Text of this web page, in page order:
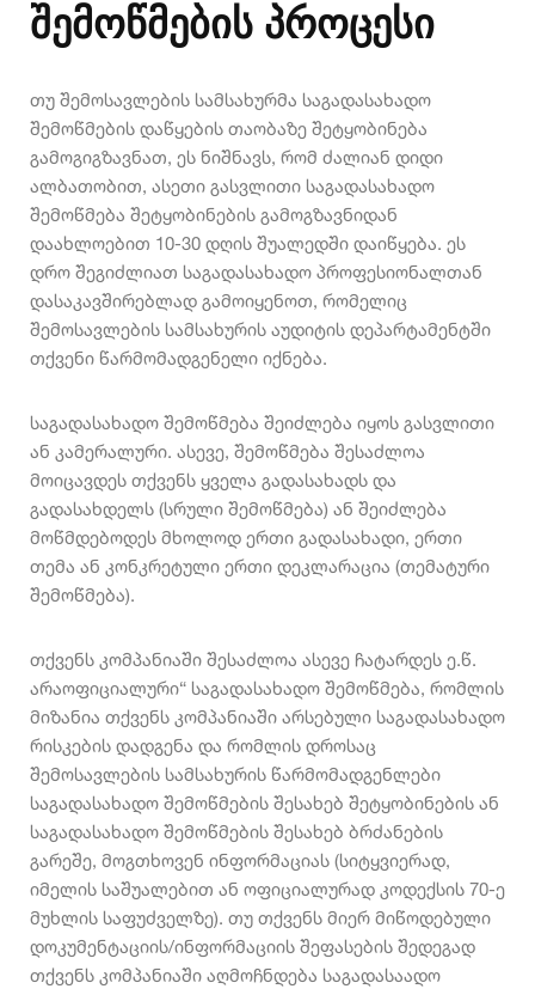
შემოწმების პროცესი
თუ შემოსავლების სამსახურმა საგადასახადო
შემოწმების დაწყების თაობაზე შეტყობინება
გამოგიგზავნათ, ეს ნიშნავს, რომ ძალიან დიდი
ალბათობით, ასეთი გასვლითი საგადასახადო
შემოწმება შეტყობინების გამოგზავნიდან
დაახლოებით 10-30 დღის შუალედში დაიწყება. ეს
დრო შეგიძლიათ საგადასახადო პროფესიონალთან
დასაკავშირებლად გამოიყენოთ, რომელიც
შემოსავლების სამსახურის აუდიტის დეპარტამენტში
თქვენი წარმომადგენელი იქნება.
საგადასახადო შემოწმება შეიძლება იყოს გასვლითი
ან კამერალური. ასევე, შემოწმება შესაძლოა
მოიცავდეს თქვენს ყველა გადასახადს და
გადასახდელს (სრული შემოწმება) ან შეიძლება
მოწმდებოდეს მხოლოდ ერთი გადასახადი, ერთი
თემა ან კონკრეტული ერთი დეკლარაცია (თემატური
შემოწმება).
თქვენს კომპანიაში შესაძლოა ასევე ჩატარდეს ე.წ.
არაოფიციალური“ საგადასახადო შემოწმება, რომლის
მიზანია თქვენს კომპანიაში არსებული საგადასახადო
რისკების დადგენა და რომლის დროსაც
შემოსავლების სამსახურის წარმომადგენლები
საგადასახადო შემოწმების შესახებ შეტყობინების ან
საგადასახადო შემოწმების შესახებ ბრძანების
გარეშე, მოგთხოვენ ინფორმაციას (სიტყვიერად,
იმელის საშუალებით ან ოფიციალურად კოდექსის 70-ე
მუხლის საფუძველზე). თუ თქვენს მიერ მიწოდებული
დოკუმენტაციის/ინფორმაციის შეფასების შედეგად
თქვენს კომპანიაში აღმოჩნდება საგადასაადო